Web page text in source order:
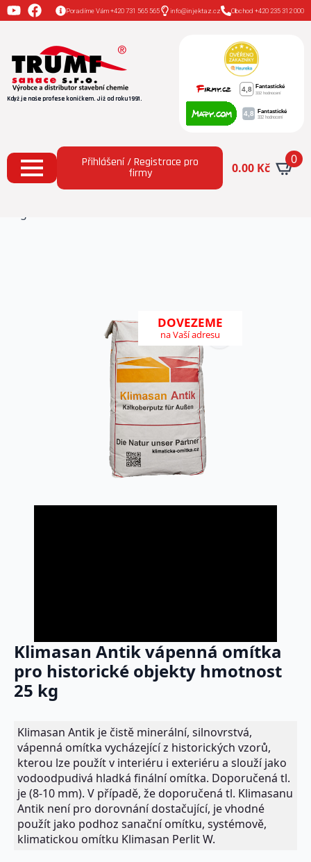
Poradíme Vám +420 731 565 565 info@injektaz.cz Obchod +420 235 312 000
Když je naše profese koníčkem. Již od roku 1991.
Přihlášení / Registrace pro
firmy 0.00 Kč
0
Domů
Všechny produkty
Klimasan Antik
DOVEZEME
na Vaší adresu
Klimasan Antik vápenná omítka
pro historické objekty hmotnost
25 kg
Klimasan Antik je čistě minerální, silnovrstvá,
vápenná omítka vycházející z historických vzorů,
kterou lze použít v interiéru i exteriéru a slouží jako
vodoodpudivá hladká finální omítka. Doporučená tl.
je (8-10 mm). V případě, že doporučená tl. Klimasanu
Antik není pro dorovnání dostačující, je vhodné
použít jako podhoz sanační omítku, systémově,
klimatickou omítku Klimasan Perlit W.